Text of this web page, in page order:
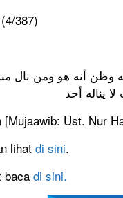
387)
وظن أنه هو ومن نال
يناله أحد
[Mujaawib: Ust. Nur
lihat di sini.
baca di sini.